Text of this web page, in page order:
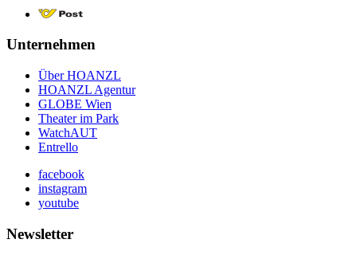
Unternehmen
Über HOANZL
HOANZL Agentur
GLOBE Wien
Theater im Park
WatchAUT
Entrello
facebook
instagram
youtube
Newsletter